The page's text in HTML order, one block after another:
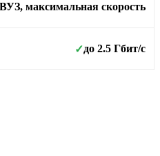
максимальная скорость
✓до 2.5 Гбит/с